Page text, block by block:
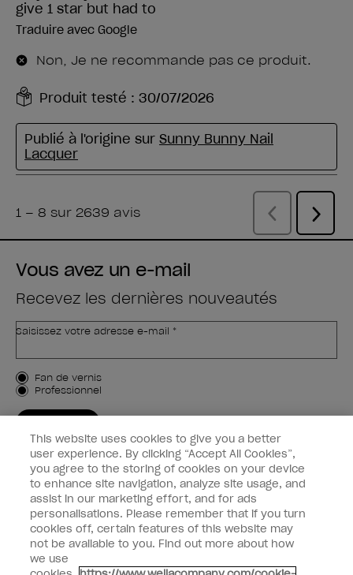
Vous avez un e-mail
Recevez les dernières nouveautés
Saisissez votre adresse e-mail *
Type de client
Fan de vernis
Professionnel
Informations clients
Connectez-Vous
This website uses cookies to give you a better
user experience. By clicking “Accept All Cookies”,
you agree to the storing of cookies on your device
to enhance site navigation, analyze site usage, and
assist in our marketing effort, and for ads
personalisations. Please remember that if you turn
cookies off, certain features of this website may
not be available to you. Find out more about how
we use